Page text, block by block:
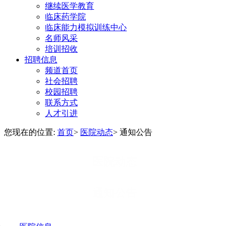
继续医学教育
临床药学院
临床能力模拟训练中心
名师风采
培训招收
招聘信息
频道首页
社会招聘
校园招聘
联系方式
人才引进
您现在的位置: 首页> 医院动态> 通知公告